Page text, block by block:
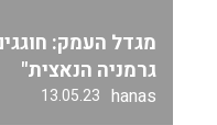
מגדל העמק:
גרמניה הנאצית"
hanas
13.05.23